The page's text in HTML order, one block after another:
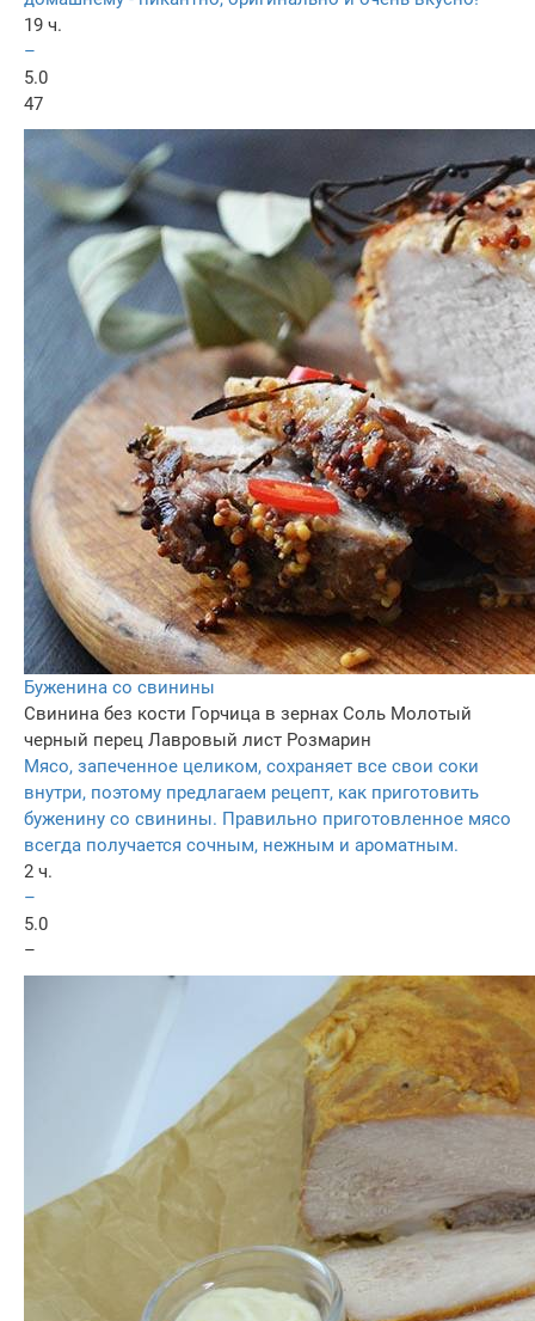
19 ч.
–
5.0
47
Буженина со свинины
Свинина без кости Горчица в зернах Соль Молотый
черный перец Лавровый лист Розмарин
Мясо, запеченное целиком, сохраняет все свои соки
внутри, поэтому предлагаем рецепт, как приготовить
буженину со свинины. Правильно приготовленное мясо
всегда получается сочным, нежным и ароматным.
2 ч.
–
5.0
–